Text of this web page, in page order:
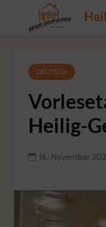
DEUTSCH
Heilig-
16. November